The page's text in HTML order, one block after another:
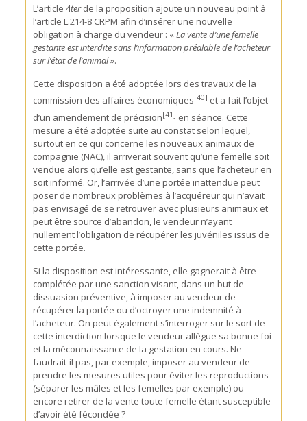
L’article 4terde la proposition ajoute un nouveau point à
l’article L.214-8 CRPM afin d’insérer une nouvelle
obligation à charge du vendeur : «La vente d’une femelle
gestante est interdite sans l’information préalable de l’acheteur
sur l’état de l’animal».
Cette disposition a été adoptée lors des travaux de la
commission des affaires économiques[40] et a fait l’objet
d’un amendement de précision[41] en séance. Cette
mesure a été adoptée suite au constat selon lequel,
surtout en ce qui concerne les nouveaux animaux de
compagnie (NAC), il arriverait souvent qu’une femelle soit
vendue alors qu’elle est gestante, sans que l’acheteur en
soit informé. Or, l’arrivée d’une portée inattendue peut
poser de nombreux problèmes à l’acquéreur qui n’avait
pas envisagé de se retrouver avec plusieurs animaux et
peut être source d’abandon, le vendeur n’ayant
nullement l’obligation de récupérer les juvéniles issus de
cette portée.
Si la disposition est intéressante, elle gagnerait à être
complétée par une sanction visant, dans un but de
dissuasion préventive, à imposer au vendeur de
récupérer la portée ou d’octroyer une indemnité à
l’acheteur. On peut également s’interroger sur le sort de
cette interdiction lorsque le vendeur allègue sa bonne foi
et la méconnaissance de la gestation en cours. Ne
faudrait-il pas, par exemple, imposer au vendeur de
prendre les mesures utiles pour éviter les reproductions
(séparer les mâles et les femelles par exemple) ou
encore retirer de la vente toute femelle étant susceptible
d’avoir été fécondée ?